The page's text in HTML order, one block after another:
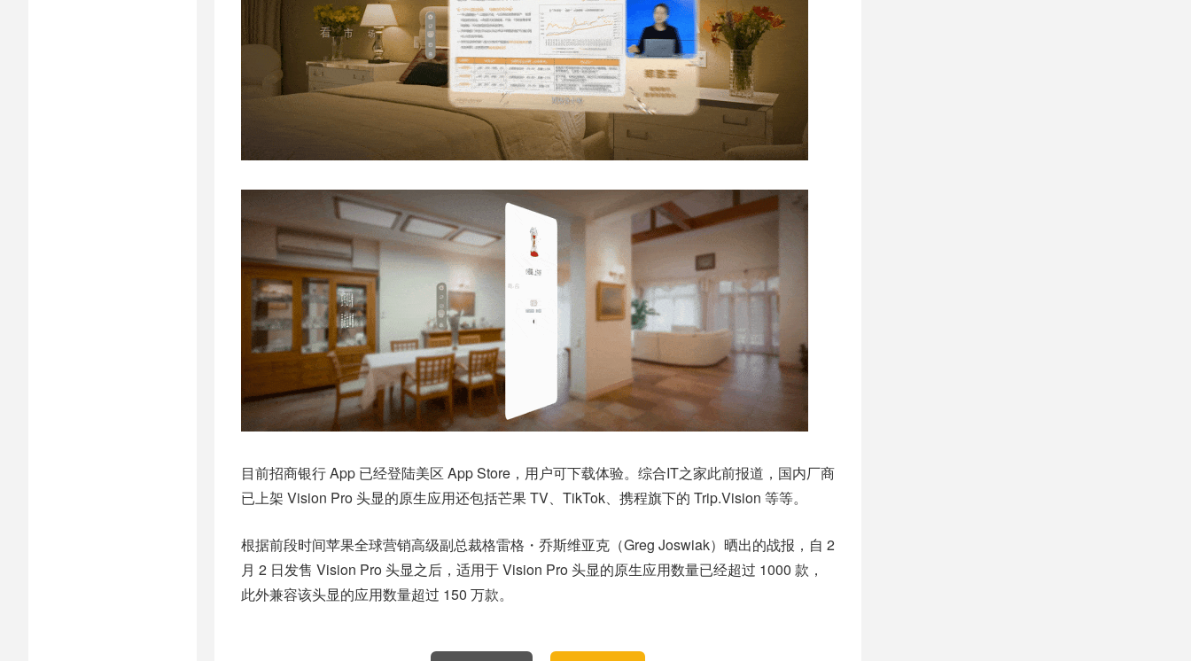
目前招商银行 App 已经登陆美区 App Store，用户可下载体验。综合IT之家此前报道，国内厂商
已上架 Vision Pro 头显的原生应用还包括芒果 TV、TikTok、携程旗下的 Trip.Vision 等等。
根据前段时间苹果全球营销高级副总裁格雷格・乔斯维亚克（Greg Joswiak）晒出的战报，自 2
月 2 日发售 Vision Pro 头显之后，适用于 Vision Pro 头显的原生应用数量已经超过 1000 款，
此外兼容该头显的应用数量超过 150 万款。